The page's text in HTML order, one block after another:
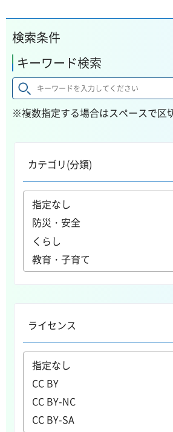
検索条件
キーワード検索
※複数指定する場合はスペースで区
カテゴリ(分類)
ライセンス